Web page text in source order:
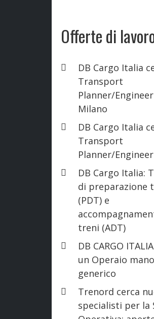
Offerte di
DB Cargo Italia
Transport
Planner/
Milano
DB Cargo Italia
Transport
Planner/Engineer
DB Cargo Italia:
di preparazione
(PDT) e
treni (ADT)
DB CARGO
un Operaio
generico
Trenord cerca
specialisti per la